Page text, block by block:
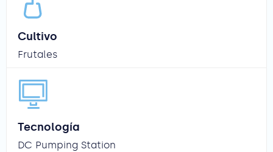
Cultivo
Frutales
Tecnología
DC Pumping Station